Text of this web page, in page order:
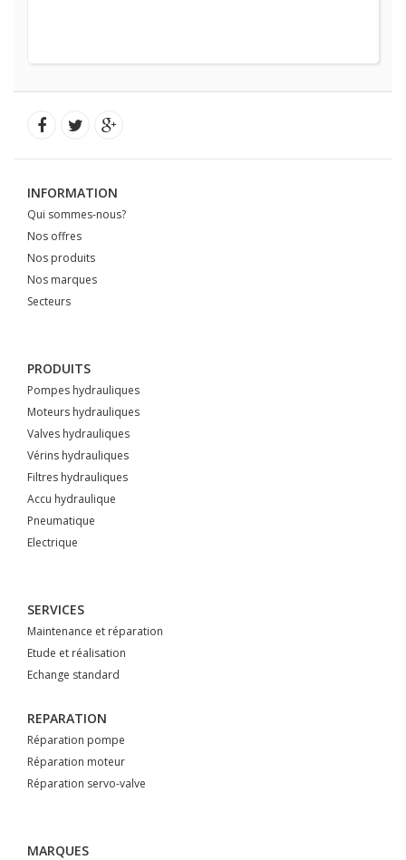
INFORMATION
Qui sommes-nous?
Nos offres
Nos produits
Nos marques
Secteurs
PRODUITS
Pompes hydrauliques
Moteurs hydrauliques
Valves hydrauliques
Vérins hydrauliques
Filtres hydrauliques
Accu hydraulique
Pneumatique
Electrique
SERVICES
Maintenance et réparation
Etude et réalisation
Echange standard
REPARATION
Réparation pompe
Réparation moteur
Réparation servo-valve
MARQUES